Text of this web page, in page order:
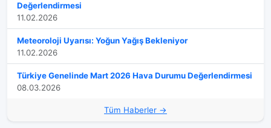
Değerlendirmesi
11.02.2026
Meteoroloji Uyarısı: Yoğun Yağış Bekleniyor
11.02.2026
Türkiye Genelinde Mart 2026 Hava Durumu Değerlendirmesi
08.03.2026
Tüm Haberler →